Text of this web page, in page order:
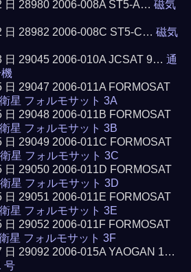
日 28980 2006-008A ST5-A…磁気
日 28982 2006-008C ST5-C…磁気
日 29045 2006-010A JCSAT 9…通
日 29047 2006-011A FORMOSAT
星 フォルモサット 3A
日 29048 2006-011B FORMOSAT
星 フォルモサット 3B
日 29049 2006-011C FORMOSAT
星 フォルモサット 3C
日 29050 2006-011D FORMOSAT
星 フォルモサット 3D
日 29051 2006-011E FORMOSAT
星 フォルモサット 3E
日 29052 2006-011F FORMOSAT
星 フォルモサット 3F
日 29092 2006-015A YAOGAN 1…
号